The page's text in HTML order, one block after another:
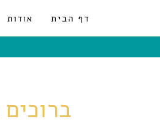
דף הבית אודות
ברוכים